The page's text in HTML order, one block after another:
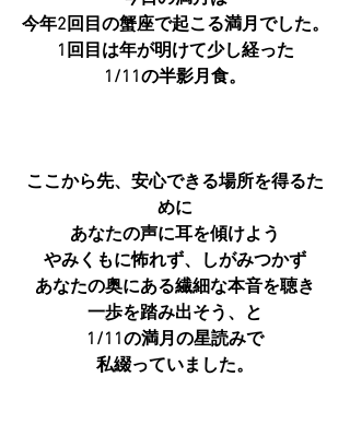
今年2回目の蟹座で起こる満月でした。
1回目は年が明けて少し経った
1/11の半影月食。
ここから先、安心できる場所を得るた
めに
あなたの声に耳を傾けよう
やみくもに怖れず、しがみつかず
あなたの奥にある繊細な本音を聴き
一歩を踏み出そう、と
1/11の満月の星読みで
私綴っていました。